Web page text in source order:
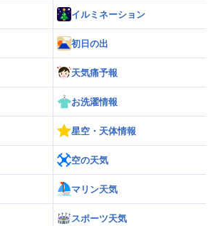
イルミネーション
初日の出
天気痛予報
お洗濯情報
星空・天体情報
空の天気
マリン天気
スポーツ天気